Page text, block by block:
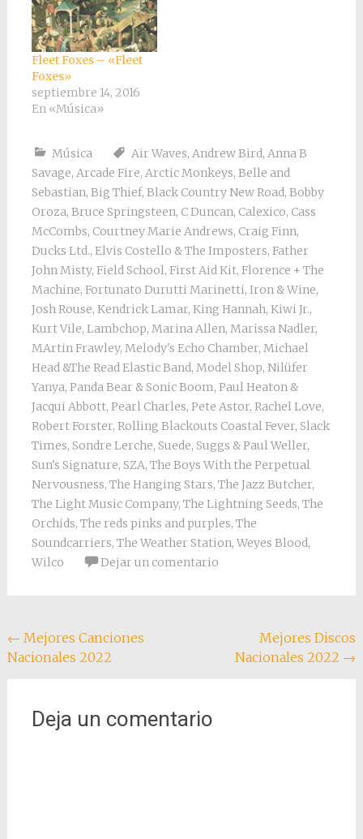
Fleet Foxes – «Fleet
Foxes»
septiembre 14, 2016
En «Música»
Música Air Waves, Andrew Bird, Anna B
Savage, Arcade Fire, Arctic Monkeys, Belle and
Sebastian, Big Thief, Black Country New Road, Bobby
Oroza, Bruce Springsteen, C Duncan, Calexico, Cass
McCombs, Courtney Marie Andrews, Craig Finn,
Ducks Ltd., Elvis Costello & The Imposters, Father
John Misty, Field School, First Aid Kit, Florence + The
Machine, Fortunato Durutti Marinetti, Iron & Wine,
Josh Rouse, Kendrick Lamar, King Hannah, Kiwi Jr.,
Kurt Vile, Lambchop, Marina Allen, Marissa Nadler,
MArtin Frawley, Melody's Echo Chamber, Michael
Head &The Read Elastic Band, Model Shop, Nilüfer
Yanya, Panda Bear & Sonic Boom, Paul Heaton &
Jacqui Abbott, Pearl Charles, Pete Astor, Rachel Love,
Robert Forster, Rolling Blackouts Coastal Fever, Slack
Times, Sondre Lerche, Suede, Suggs & Paul Weller,
Sun's Signature, SZA, The Boys With the Perpetual
Nervousness, The Hanging Stars, The Jazz Butcher,
The Light Music Company, The Lightning Seeds, The
Orchids, The reds pinks and purples, The
Soundcarriers, The Weather Station, Weyes Blood,
Wilco
Dejar un comentario
Navegación
de
← Mejores Canciones
Nacionales 2022
Mejores Discos
Nacionales 2022 →
Deja un comentario